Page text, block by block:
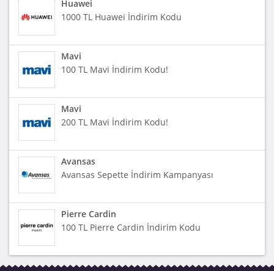
Huawei
1000 TL Huawei İndirim Kodu
Mavi
100 TL Mavi İndirim Kodu!
Mavi
200 TL Mavi İndirim Kodu!
Avansas
Avansas Sepette İndirim Kampanyası
Pierre Cardin
100 TL Pierre Cardin İndirim Kodu